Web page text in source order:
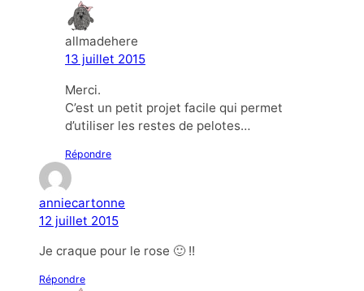
allmadehere
13 juillet 2015
Merci.
C’est un petit projet facile qui permet
d’utiliser les restes de pelotes…
Répondre
anniecartonne
12 juillet 2015
Je craque pour le rose 🙂 !!
Répondre